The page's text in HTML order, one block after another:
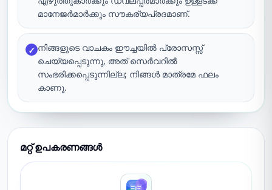
മാനേജർമാർക്കും സൗകര്യപ്രദമാണ്.
✓ നിങ്ങളുടെ വാചകം ഈച്ചയിൽ പ്രോസസ്സ്
ചെയ്യപ്പെടുന്നു, അത് സെർവറിൽ
സംഭരിക്കപ്പെടുന്നില്ല; നിങ്ങൾ മാത്രമേ ഫലം
കാണൂ.
മറ്റ് ഉപകരണങ്ങൾ